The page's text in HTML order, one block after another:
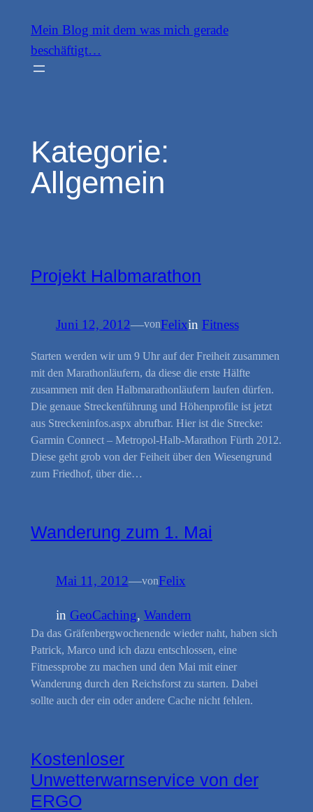
Inhalt
springen
Mein Blog mit dem was mich gerade
beschäftigt…
Kategorie:
Allgemein
Projekt Halbmarathon
Juni 12, 2012—vonFelixin Fitness
Starten werden wir um 9 Uhr auf der Freiheit zusammen
mit den Marathonläufern, da diese die erste Hälfte
zusammen mit den Halbmarathonläufern laufen dürfen.
Die genaue Streckenführung und Höhenprofile ist jetzt
aus Streckeninfos.aspx abrufbar. Hier ist die Strecke:
Garmin Connect – Metropol-Halb-Marathon Fürth 2012.
Diese geht grob von der Feiheit über den Wiesengrund
zum Friedhof, über die…
Wanderung zum 1. Mai
Mai 11, 2012—vonFelix
in GeoCaching, Wandern
Da das Gräfenbergwochenende wieder naht, haben sich
Patrick, Marco und ich dazu entschlossen, eine
Fitnessprobe zu machen und den Mai mit einer
Wanderung durch den Reichsforst zu starten. Dabei
sollte auch der ein oder andere Cache nicht fehlen.
Kostenloser
Unwetterwarnservice von der
ERGO